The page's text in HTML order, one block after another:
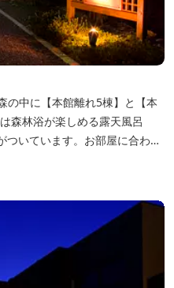
の中に【本館離れ5棟】と【本
森林浴が楽しめる露天風呂
ついています。お部屋に合わせ